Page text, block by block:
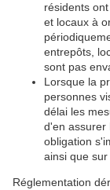
résidents
et locaux à
entrepôts,
sont pas
Lorsque la
personnes
délai les
d'en assurer
obligation
ainsi que sur
Réglementation